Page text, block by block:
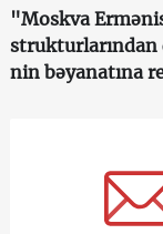
"Moskva
strukturlarından
nin bəyanatına